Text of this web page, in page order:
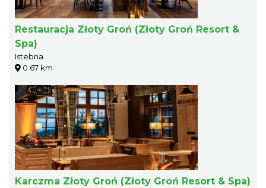
Restauracja Złoty Groń (Złoty Groń Resort &
Spa)
Istebna
0.67 km
Karczma Złoty Groń (Złoty Groń Resort & Spa)